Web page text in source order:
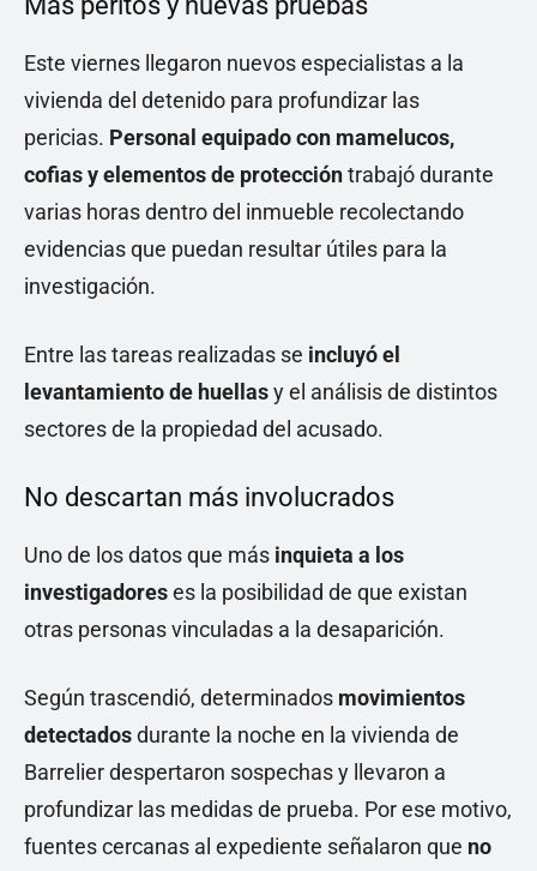
Este viernes llegaron nuevos especialistas a la
vivienda del detenido para profundizar las
pericias. Personal equipado con mamelucos,
cofias y elementos de proteccióntrabajó durante
varias horas dentro del inmueble recolectando
evidencias que puedan resultar útiles para la
investigación.
Entre las tareas realizadas se incluyó el
levantamiento de huellasy el análisis de distintos
sectores de la propiedad del acusado.
No descartan más involucrados
Uno de los datos que más inquieta a los
investigadoreses la posibilidad de que existan
otras personas vinculadas a la desaparición.
Según trascendió, determinados movimientos
detectadosdurante la noche en la vivienda de
Barrelier despertaron sospechas y llevaron a
profundizar las medidas de prueba. Por ese motivo,
fuentes cercanas al expediente señalaron que no